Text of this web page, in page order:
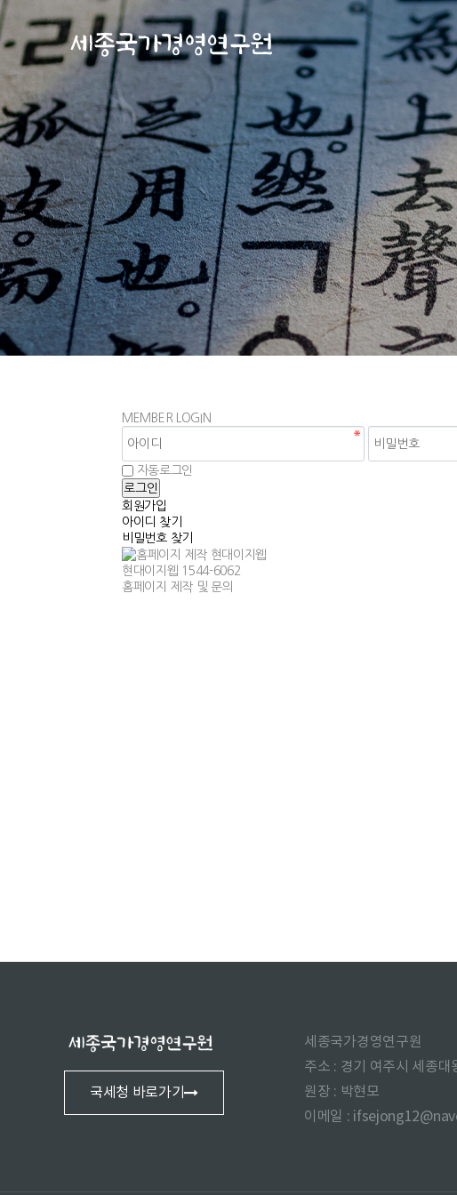
MEMBER LOGIN
자동로그인
회원가입
아이디 찾기
비밀번호 찾기
현대이지웹 1544-6062
홈페이지 제작 및 문의
국세청 바로가기
세종국가경영연구원
주소 : 경기 여주시 세종대
원장 : 박현모
이메일 :